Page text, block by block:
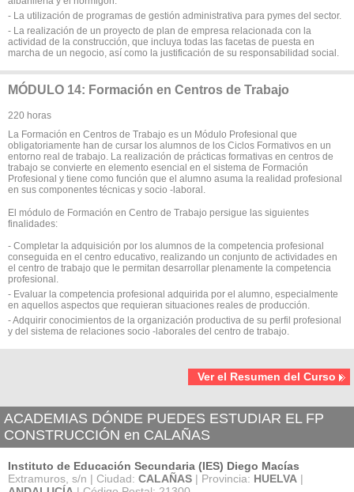
- La utilización de programas de gestión administrativa para pymes del sector.
- La realización de un proyecto de plan de empresa relacionada con la
actividad de la construcción, que incluya todas las facetas de puesta en
marcha de un negocio, así como la justificación de su responsabilidad social.
MÓDULO 14: Formación en Centros de Trabajo
220 horas
La Formación en Centros de Trabajo es un Módulo Profesional que
obligatoriamente han de cursar los alumnos de los Ciclos Formativos en un
entorno real de trabajo. La realización de prácticas formativas en centros de
trabajo se convierte en elemento esencial en el sistema de Formación
Profesional y tiene como función que el alumno asuma la realidad profesional
en sus componentes técnicas y socio -laboral.
El módulo de Formación en Centro de Trabajo persigue las siguientes
finalidades:
- Completar la adquisición por los alumnos de la competencia profesional
conseguida en el centro educativo, realizando un conjunto de actividades en
el centro de trabajo que le permitan desarrollar plenamente la competencia
profesional.
- Evaluar la competencia profesional adquirida por el alumno, especialmente
en aquellos aspectos que requieran situaciones reales de producción.
- Adquirir conocimientos de la organización productiva de su perfil profesional
y del sistema de relaciones socio -laborales del centro de trabajo.
Ver el Resumen del Curso
ACADEMIAS DÓNDE PUEDES ESTUDIAR EL FP
CONSTRUCCIÓN en CALAÑAS
Instituto de Educación Secundaria (IES) Diego Macías
Extramuros, s/n | Ciudad: CALAÑAS | Provincia: HUELVA |